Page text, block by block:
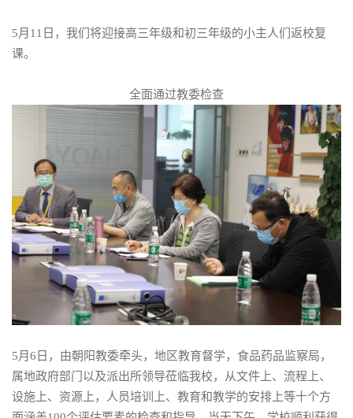
5月11日，我们将迎接高三年级和初三年级的小主人们返校复
课。
全面通过教委检查
5月6日，由朝阳教委牵头，地区教育督学，食品药品监察局，
属地政府部门以及派出所领导莅临我校，从文件上、流程上、
设施上、资源上，人员培训上、教育和教学的安排上等十个方